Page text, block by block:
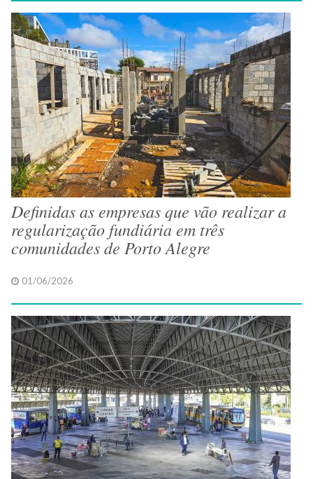
Definidas as empresas que vão realizar a
regularização fundiária em três
comunidades de Porto Alegre
01/06/2026